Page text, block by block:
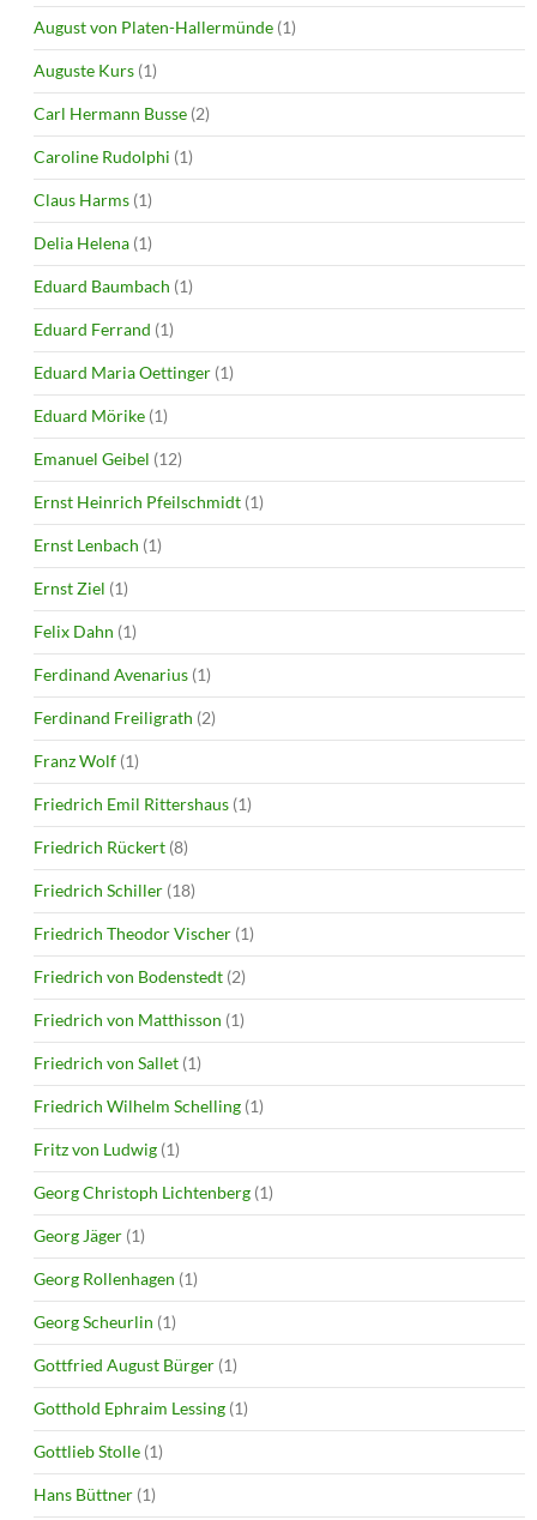
August von Platen-Hallermünde (1)
Auguste Kurs (1)
Carl Hermann Busse (2)
Caroline Rudolphi (1)
Claus Harms (1)
Delia Helena (1)
Eduard Baumbach (1)
Eduard Ferrand (1)
Eduard Maria Oettinger (1)
Eduard Mörike (1)
Emanuel Geibel (12)
Ernst Heinrich Pfeilschmidt (1)
Ernst Lenbach (1)
Ernst Ziel (1)
Felix Dahn (1)
Ferdinand Avenarius (1)
Ferdinand Freiligrath (2)
Franz Wolf (1)
Friedrich Emil Rittershaus (1)
Friedrich Rückert (8)
Friedrich Schiller (18)
Friedrich Theodor Vischer (1)
Friedrich von Bodenstedt (2)
Friedrich von Matthisson (1)
Friedrich von Sallet (1)
Friedrich Wilhelm Schelling (1)
Fritz von Ludwig (1)
Georg Christoph Lichtenberg (1)
Georg Jäger (1)
Georg Rollenhagen (1)
Georg Scheurlin (1)
Gottfried August Bürger (1)
Gotthold Ephraim Lessing (1)
Gottlieb Stolle (1)
Hans Büttner (1)